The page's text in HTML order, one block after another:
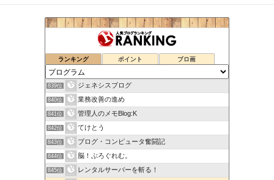
ランキング ポイント ブロ画
839位 ジェネシスブログ
840位 業務改善の進め
841位 管理人のメモBlog:K
842位 てけとう
843位 ブログ・コンピュータ奮闘記
844位 脳！ぶろぐれむ。
845位 レンタルサーバーを斬る！